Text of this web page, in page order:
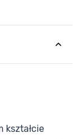
kształcie